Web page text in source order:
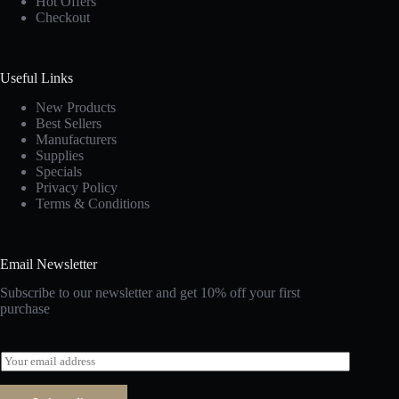
Checkout
Useful Links
New Products
Best Sellers
Manufacturers
Supplies
Specials
Privacy Policy
Terms & Conditions
Email Newsletter
Subscribe to our newsletter and get 10% off your first
purchase
E
m
a